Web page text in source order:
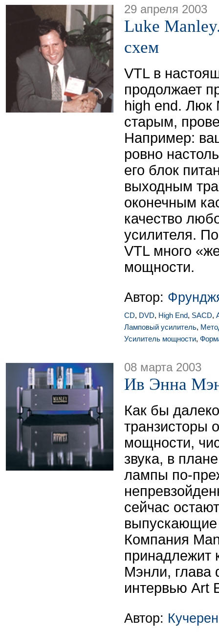
29 апреля 2003
Luke
схем
VTL в
продолжает
high end. Люк
старым,
Например:
ровно
его блок
выходным
оконечным
качество
усилителя.
VTL много
мощности.
Автор:
CD, DVD, High End, SACD,
Ламповый усилитель,
Усилитель мощности,
08 марта 2003
Ив Энна
Как бы
транзисторы
мощности,
звука, в
лампы по-
сейчас
выпускающие
Компания
принадлежит
Мэнли,
интервью Art
Автор: